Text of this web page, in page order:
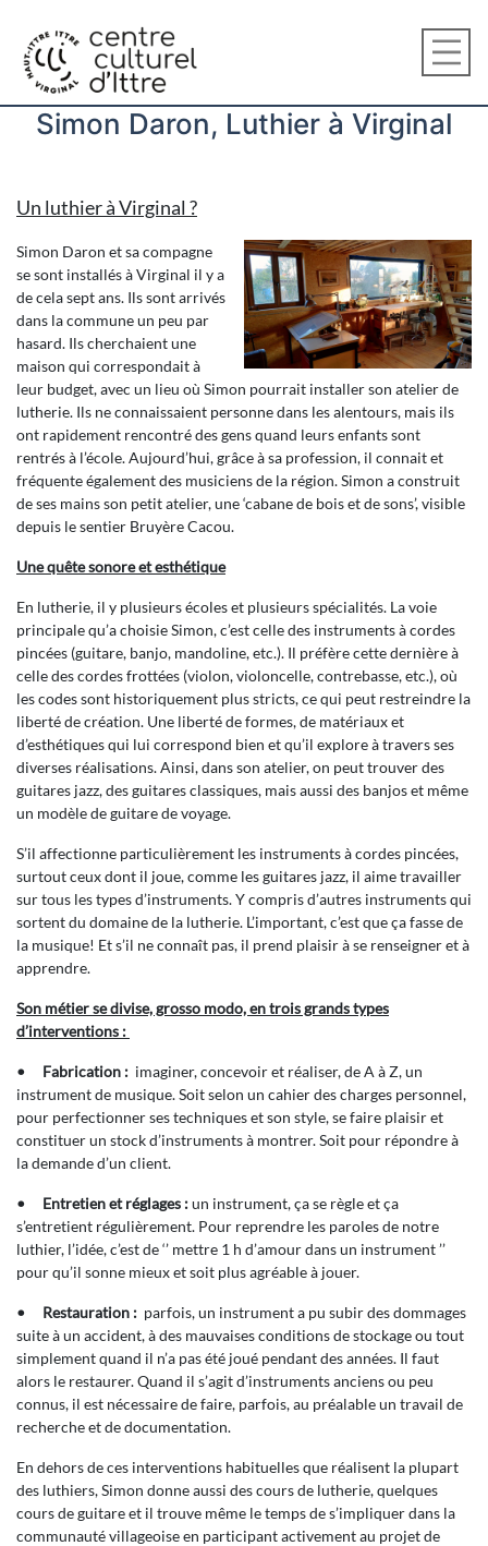
Simon Daron, Luthier à Virginal
Un luthier à Virginal ?
Simon Daron et sa compagne
se sont installés à Virginal il y a
de cela sept ans. Ils sont arrivés
dans la commune un peu par
hasard. Ils cherchaient une
maison qui correspondait à
leur budget, avec un lieu où Simon pourrait installer son atelier de
lutherie. Ils ne connaissaient personne dans les alentours, mais ils
ont rapidement rencontré des gens quand leurs enfants sont
rentrés à l’école. Aujourd’hui, grâce à sa profession, il connait et
fréquente également des musiciens de la région. Simon a construit
de ses mains son petit atelier, une ‘cabane de bois et de sons’, visible
depuis le sentier Bruyère Cacou.
Une quête sonore et esthétique
En lutherie, il y plusieurs écoles et plusieurs spécialités. La voie
principale qu’a choisie Simon, c’est celle des instruments à cordes
pincées (guitare, banjo, mandoline, etc.). Il préfère cette dernière à
celle des cordes frottées (violon, violoncelle, contrebasse, etc.), où
les codes sont historiquement plus stricts, ce qui peut restreindre la
liberté de création. Une liberté de formes, de matériaux et
d’esthétiques qui lui correspond bien et qu’il explore à travers ses
diverses réalisations. Ainsi, dans son atelier, on peut trouver des
guitares jazz, des guitares classiques, mais aussi des banjos et même
un modèle de guitare de voyage.
S’il affectionne particulièrement les instruments à cordes pincées,
surtout ceux dont il joue, comme les guitares jazz, il aime travailler
sur tous les types d’instruments. Y compris d’autres instruments qui
sortent du domaine de la lutherie. L’important, c’est que ça fasse de
la musique! Et s’il ne connaît pas, il prend plaisir à se renseigner et à
apprendre.
Son métier se divise, grosso modo, en trois grands types
d’interventions :
• Fabrication : imaginer, concevoir et réaliser, de A à Z, un
instrument de musique. Soit selon un cahier des charges personnel,
pour perfectionner ses techniques et son style, se faire plaisir et
constituer un stock d’instruments à montrer. Soit pour répondre à
la demande d’un client.
• Entretien et réglages :un instrument, ça se règle et ça
s’entretient régulièrement. Pour reprendre les paroles de notre
luthier, l’idée, c’est de ‘’ mettre 1 h d’amour dans un instrument ’’
pour qu’il sonne mieux et soit plus agréable à jouer.
• Restauration : parfois, un instrument a pu subir des dommages
suite à un accident, à des mauvaises conditions de stockage ou tout
simplement quand il n’a pas été joué pendant des années. Il faut
alors le restaurer. Quand il s’agit d’instruments anciens ou peu
connus, il est nécessaire de faire, parfois, au préalable un travail de
recherche et de documentation.
En dehors de ces interventions habituelles que réalisent la plupart
des luthiers, Simon donne aussi des cours de lutherie, quelques
cours de guitare et il trouve même le temps de s’impliquer dans la
communauté villageoise en participant activement au projet de